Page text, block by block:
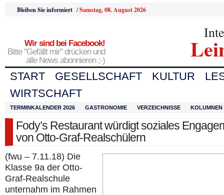
Bleiben Sie informiert /Samstag, 08. August 2026
Wir sind bei Facebook!
Bitte "Gefällt mir" drücken und
alle News abonnieren ;-)
START GESELLSCHAFT KULTUR
WIRTSCHAFT
TERMINKALENDER 2026 GASTRONOMIE VERZEICHNISSE KOLUMNEN
Fody’s Restaurant würdigt soziales
von Otto-Graf-Realschülern
(fwu – 7.11.18) Die
Klasse 9a der Otto-
Graf-Realschule
unternahm im Rahmen